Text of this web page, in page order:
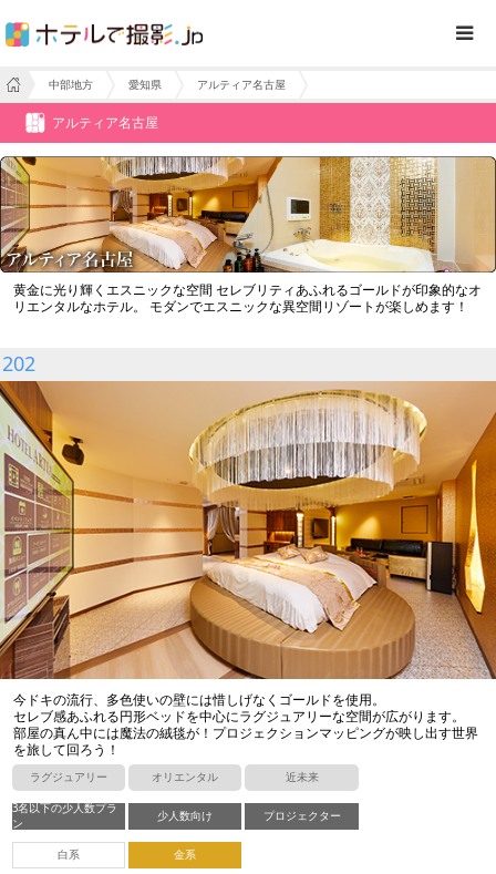
中部地方 愛知県 アルティア名古屋
アルティア名古屋
黄金に光り輝くエスニックな空間 セレブリティあふれるゴールドが印象的なオ
リエンタルなホテル。 モダンでエスニックな異空間リゾートが楽しめます！
202
今ドキの流行、多色使いの壁には惜しげなくゴールドを使用。
セレブ感あふれる円形ベッドを中心にラグジュアリーな空間が広がります。
部屋の真ん中には魔法の絨毯が！プロジェクションマッピングが映し出す世界
を旅して回ろう！
ラグジュアリー オリエンタル 近未来
3名以下の少人数プラ
ン
少人数向け プロジェクター
白系 金系